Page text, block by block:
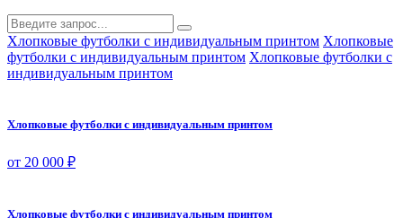
Хлопковые футболки с индивидуальным принтом Хлопковые
футболки с индивидуальным принтом Хлопковые футболки с
индивидуальным принтом
Хлопковые футболки с индивидуальным принтом
от 20 000 ₽
Хлопковые футболки с индивидуальным принтом